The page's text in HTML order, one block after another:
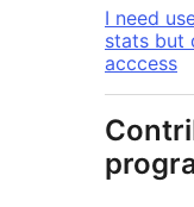
I need
stats but
acccess